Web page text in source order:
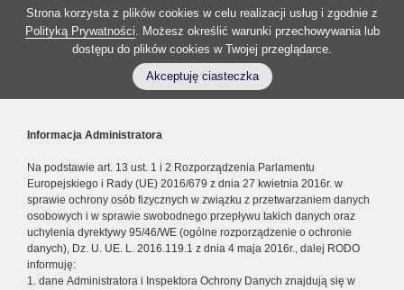
Strona korzysta z plików cookies w celu realizacji usług i zgodnie z
Polityką Prywatności. Możesz określić warunki przechowywania lub
dostępu do plików cookies w Twojej przeglądarce.
Akceptuję ciasteczka
Informacja Administratora
Na podstawie art. 13 ust. 1 i 2 Rozporządzenia Parlamentu
Europejskiego i Rady (UE) 2016/679 z dnia 27 kwietnia 2016r. w
sprawie ochrony osób fizycznych w związku z przetwarzaniem danych
osobowych i w sprawie swobodnego przepływu takich danych oraz
uchylenia dyrektywy 95/46/WE (ogólne rozporządzenie o ochronie
danych), Dz. U. UE. L. 2016.119.1 z dnia 4 maja 2016r., dalej RODO
informuję:
1. dane Administratora i Inspektora Ochrony Danych znajdują się w